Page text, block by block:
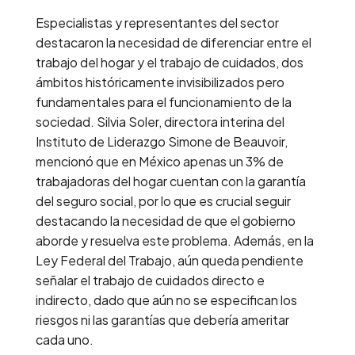
Especialistas y representantes del sector
destacaron la necesidad de diferenciar entre el
trabajo del hogar y el trabajo de cuidados, dos
ámbitos históricamente invisibilizados pero
fundamentales para el funcionamiento de la
sociedad. Silvia Soler, directora interina del
Instituto de Liderazgo Simone de Beauvoir,
mencionó que en México apenas un 3% de
trabajadoras del hogar cuentan con la garantía
del seguro social, por lo que es crucial seguir
destacando la necesidad de que el gobierno
aborde y resuelva este problema. Además, en la
Ley Federal del Trabajo, aún queda pendiente
señalar el trabajo de cuidados directo e
indirecto, dado que aún no se especifican los
riesgos ni las garantías que debería ameritar
cada uno.